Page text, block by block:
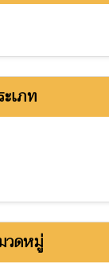
เภท
วดหมู่